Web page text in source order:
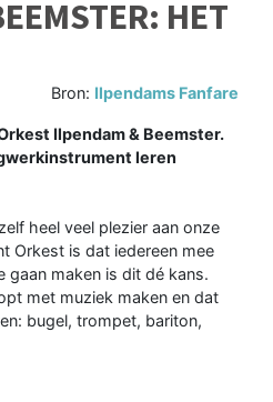
HET
Bron: Ilpendams Fanfare
Ilpendam & Beemster.
leren
heel veel plezier aan onze
Orkest is dat iedereen mee
gaan maken is dit dé kans.
met muziek maken en dat
bugel, trompet, bariton,